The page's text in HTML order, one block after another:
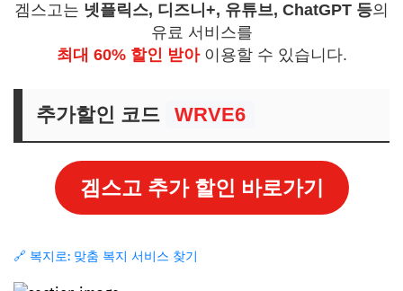
겜스고는 넷플릭스, 디즈니+, 유튜브, ChatGPT 등의
유료 서비스를
최대 60% 할인 받아이용할 수 있습니다.
추가할인 코드 WRVE6
겜스고 추가 할인 바로가기
🔗 복지로: 맞춤 복지 서비스 찾기